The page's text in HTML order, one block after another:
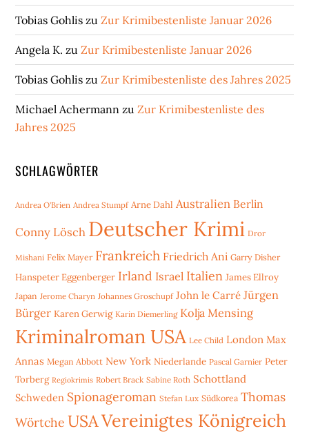
Tobias Gohlis zuZur Krimibestenliste Januar 2026
Angela K. zuZur Krimibestenliste Januar 2026
Tobias Gohlis zuZur Krimibestenliste des Jahres 2025
Michael Achermann zuZur Krimibestenliste des
Jahres 2025
SCHLAGWÖRTER
Andrea O'Brien Andrea Stumpf Arne Dahl Australien Berlin
Conny Lösch Deutscher Krimi Dror
Mishani Felix Mayer Frankreich Friedrich Ani Garry Disher
Hanspeter Eggenberger Irland Israel Italien James Ellroy
Japan Jerome Charyn Johannes Groschupf John le Carré Jürgen
Bürger Karen Gerwig Karin Diemerling Kolja Mensing
Kriminalroman USA Lee Child London Max
Annas Megan Abbott New York Niederlande Pascal Garnier Peter
Torberg Regiokrimis Robert Brack Sabine Roth Schottland
Schweden Spionageroman Stefan Lux Südkorea Thomas
Wörtche USAVereinigtes Königreich